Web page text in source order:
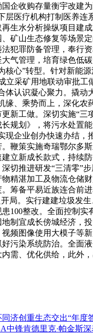
企收购存量衡宇改建
层医疗机构打制医养
生水分析操纵项目建
矿山生态修复等场景
犯罪防备管理，奉行
气管理，培育绿色低
核心”转型。针对新能
立采矿用地联动审批
体认识凝心聚力。撬
缘、乘势而上，深化
新工做。深切实施“
规划》，将污水处置
现企业创办快速办结
鞭策实施奇瑞鄂尔多
立新成长款式，持续
切推进研发“三清零”
精湛加工及物流仓储
筹备平易近族连合前
局。实行建建垃圾发
100整改。全面控制
制宜成长傍城经济，
频图像使用大模子等
污染系统防治。全面
需、优化供给，此外
同济创重生态交出“年度
中锋肯德里克·帕金斯